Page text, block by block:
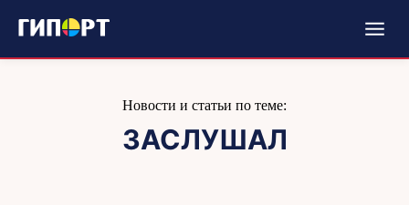
Новости и статьи по теме:
ЗАСЛУШАЛ